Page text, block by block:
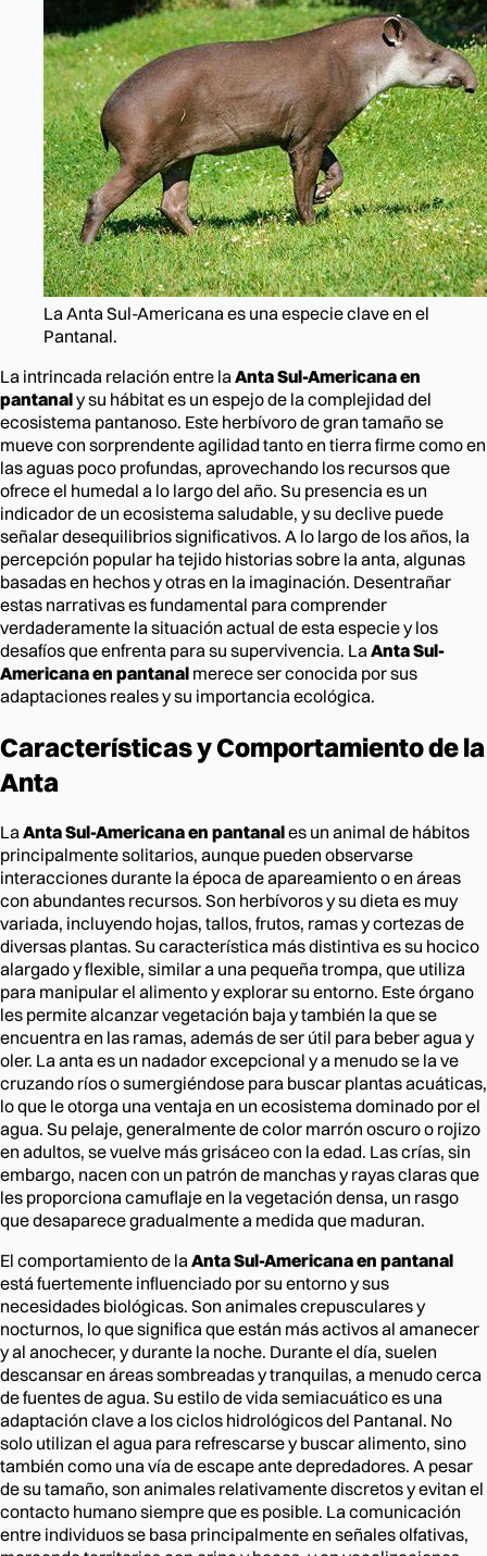
La Anta Sul-Americana es una especie clave en el
Pantanal.
La intrincada relación entre la Anta Sul-Americana en
pantanaly su hábitat es un espejo de la complejidad del
ecosistema pantanoso. Este herbívoro de gran tamaño se
mueve con sorprendente agilidad tanto en tierra firme como en
las aguas poco profundas, aprovechando los recursos que
ofrece el humedal a lo largo del año. Su presencia es un
indicador de un ecosistema saludable, y su declive puede
señalar desequilibrios significativos. A lo largo de los años, la
percepción popular ha tejido historias sobre la anta, algunas
basadas en hechos y otras en la imaginación. Desentrañar
estas narrativas es fundamental para comprender
verdaderamente la situación actual de esta especie y los
desafíos que enfrenta para su supervivencia. La Anta Sul-
Americana en pantanal merece ser conocida por sus
adaptaciones reales y su importancia ecológica.
Características y Comportamiento de la
Anta
La Anta Sul-Americana en pantanales un animal de hábitos
principalmente solitarios, aunque pueden observarse
interacciones durante la época de apareamiento o en áreas
con abundantes recursos. Son herbívoros y su dieta es muy
variada, incluyendo hojas, tallos, frutos, ramas y cortezas de
diversas plantas. Su característica más distintiva es su hocico
alargado y flexible, similar a una pequeña trompa, que utiliza
para manipular el alimento y explorar su entorno. Este órgano
les permite alcanzar vegetación baja y también la que se
encuentra en las ramas, además de ser útil para beber agua y
oler. La anta es un nadador excepcional y a menudo se la ve
cruzando ríos o sumergiéndose para buscar plantas acuáticas,
lo que le otorga una ventaja en un ecosistema dominado por el
agua. Su pelaje, generalmente de color marrón oscuro o rojizo
en adultos, se vuelve más grisáceo con la edad. Las crías, sin
embargo, nacen con un patrón de manchas y rayas claras que
les proporciona camuflaje en la vegetación densa, un rasgo
que desaparece gradualmente a medida que maduran.
El comportamiento de la Anta Sul-Americana en pantanal
está fuertemente influenciado por su entorno y sus
necesidades biológicas. Son animales crepusculares y
nocturnos, lo que significa que están más activos al amanecer
y al anochecer, y durante la noche. Durante el día, suelen
descansar en áreas sombreadas y tranquilas, a menudo cerca
de fuentes de agua. Su estilo de vida semiacuático es una
adaptación clave a los ciclos hidrológicos del Pantanal. No
solo utilizan el agua para refrescarse y buscar alimento, sino
también como una vía de escape ante depredadores. A pesar
de su tamaño, son animales relativamente discretos y evitan el
contacto humano siempre que es posible. La comunicación
entre individuos se basa principalmente en señales olfativas,